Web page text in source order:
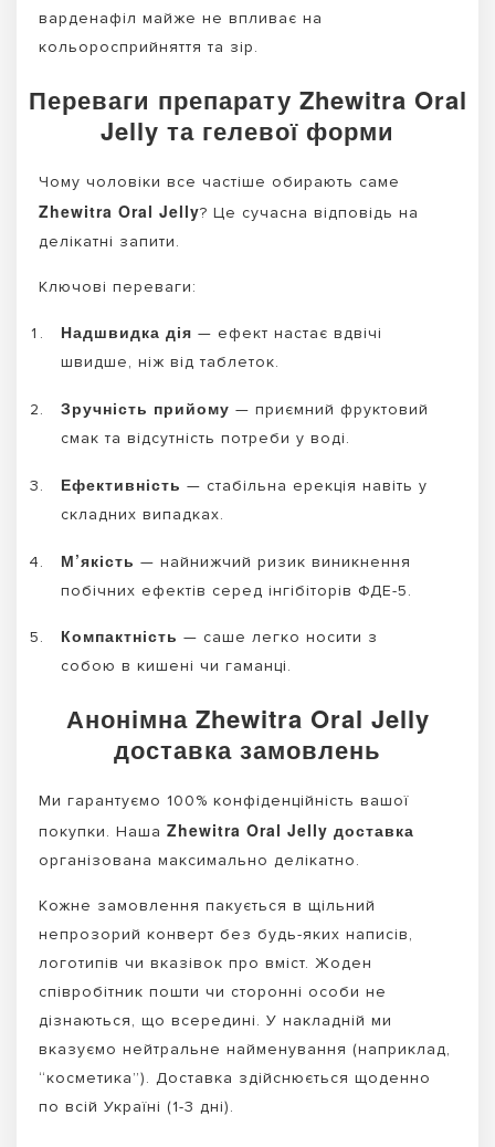
варденафіл майже не впливає на
кольоросприйняття та зір.
Переваги препарату Zhewitra Oral
Jelly та гелевої форми
Чому чоловіки все частіше обирають саме
Zhewitra Oral Jelly? Це сучасна відповідь на
делікатні запити.
Ключові переваги:
Надшвидка дія — ефект настає вдвічі
швидше, ніж від таблеток.
Зручність прийому — приємний фруктовий
смак та відсутність потреби у воді.
Ефективність — стабільна ерекція навіть у
складних випадках.
М’якість — найнижчий ризик виникнення
побічних ефектів серед інгібіторів ФДЕ-5.
Компактність — саше легко носити з
собою в кишені чи гаманці.
Анонімна Zhewitra Oral Jelly
доставка замовлень
Ми гарантуємо 100% конфіденційність вашої
покупки. Наша Zhewitra Oral Jelly доставка
організована максимально делікатно.
Кожне замовлення пакується в щільний
непрозорий конверт без будь-яких написів,
логотипів чи вказівок про вміст. Жоден
співробітник пошти чи сторонні особи не
дізнаються, що всередині. У накладній ми
вказуємо нейтральне найменування (наприклад,
“косметика”). Доставка здійснюється щоденно
по всій Україні (1-3 дні).